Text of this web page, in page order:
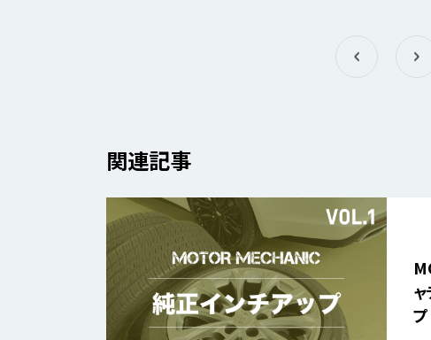
関連記事
プ